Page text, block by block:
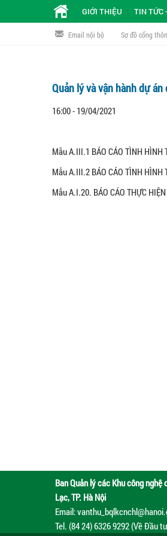
GIỚI THIỆU TIN TỨC
Email nội bộ Sơ đồ cổng
Quản lý và vận hành dự
16:00 - 19/04/2021
Mẫu A.III.1 BÁO CÁO TÌNH HÌNH
Mẫu A.III.2 BÁO CÁO TÌNH HÌNH
Mẫu A.I.20. BÁO CÁO THỰC
Ban Quản lý các Khu công nghệ
Lạc, TP. Hà Nội
Email:
Tel. (84 24) 6326 9292 (Về Đầu